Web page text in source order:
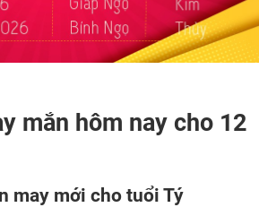
mắn hôm nay cho 12
may mới cho tuổi Tý